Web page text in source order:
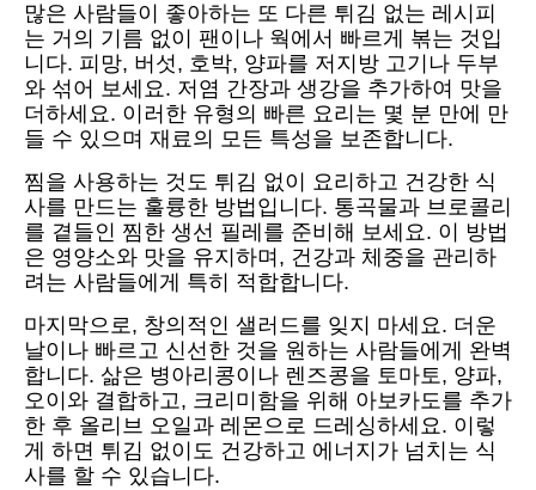
많은 사람들이 좋아하는 또 다른 튀김 없는 레시피
는 거의 기름 없이 팬이나 웍에서 빠르게 볶는 것입
니다. 피망, 버섯, 호박, 양파를 저지방 고기나 두부
와 섞어 보세요. 저염 간장과 생강을 추가하여 맛을
더하세요. 이러한 유형의 빠른 요리는 몇 분 만에 만
들 수 있으며 재료의 모든 특성을 보존합니다.
찜을 사용하는 것도 튀김 없이 요리하고 건강한 식
사를 만드는 훌륭한 방법입니다. 통곡물과 브로콜리
를 곁들인 찜한 생선 필레를 준비해 보세요. 이 방법
은 영양소와 맛을 유지하며, 건강과 체중을 관리하
려는 사람들에게 특히 적합합니다.
마지막으로, 창의적인 샐러드를 잊지 마세요. 더운
날이나 빠르고 신선한 것을 원하는 사람들에게 완벽
합니다. 삶은 병아리콩이나 렌즈콩을 토마토, 양파,
오이와 결합하고, 크리미함을 위해 아보카도를 추가
한 후 올리브 오일과 레몬으로 드레싱하세요. 이렇
게 하면 튀김 없이도 건강하고 에너지가 넘치는 식
사를 할 수 있습니다.